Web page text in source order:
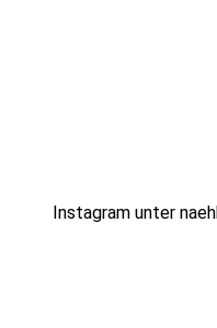
Instagram unter